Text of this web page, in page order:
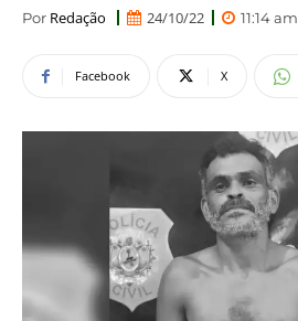
Por Redação 24/10/22 11:14 am
Facebook X